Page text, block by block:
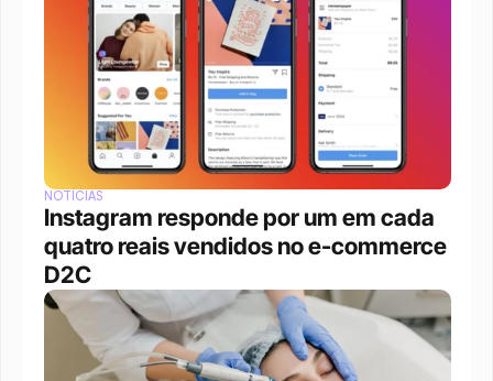
NOTÍCIAS
Instagram responde por um em cada
quatro reais vendidos no e-commerce
D2C